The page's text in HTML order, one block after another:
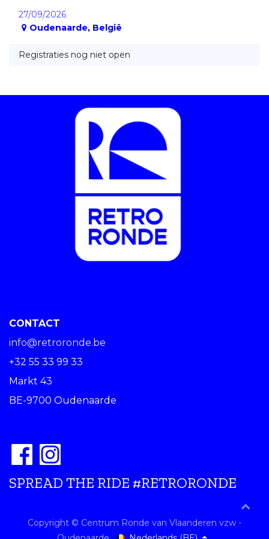
27/09/2026
Oudenaarde, België
Registraties nog niet open
CONTACT
info@retroronde.be
+32 55 33 99 33
Markt 43
BE-9700 Oudenaarde
SPREAD THE RIDE #RETRORONDE
Copyright © Centrum Ronde van Vlaanderen vzw -